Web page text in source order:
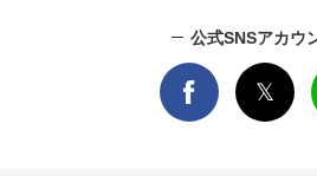
公式SNSアカウ